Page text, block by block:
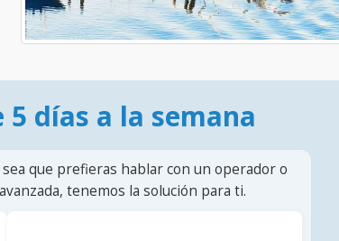
días a la semana
que prefieras hablar con un operador o
tenemos la solución para ti.